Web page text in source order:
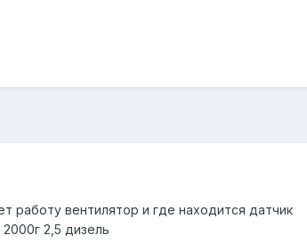
работу вентилятор и где находится датчик
2,5 дизель